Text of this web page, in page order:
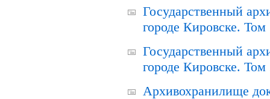
Государственный
городе Кировске.
Государственный
городе Кировске.
Архивохранилище